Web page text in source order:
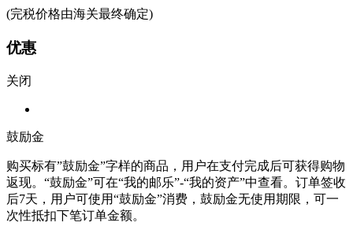
(完税价格由海关最终确定)
优惠
关闭
鼓励金
购买标有”鼓励金”字样的商品，用户在支付完成后可获得购物
返现。“鼓励金”可在“我的邮乐”-“我的资产”中查看。订单签收
后7天，用户可使用“鼓励金”消费，鼓励金无使用期限，可一
次性抵扣下笔订单金额。